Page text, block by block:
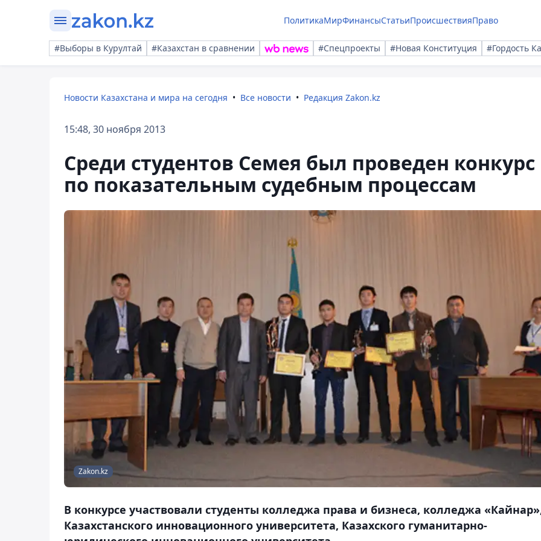
ПолитикаМирФинансыСтатьиПроисшествияПраво
#Выборы в Курултай #Казахстан в сравнении #Спецпроекты #Новая Конституция #Гордость
Новости Казахстана и мира на сегодня Все новости Редакция Zakon.kz
15:48, 30 ноября 2013
Среди студентов Семея был проведен конкурс
по показательным судебным процессам
Zakon.kz
В конкурсе участвовали студенты колледжа права и бизнеса, колледжа
Казахстанского инновационного университета, Казахского гуманитарно-